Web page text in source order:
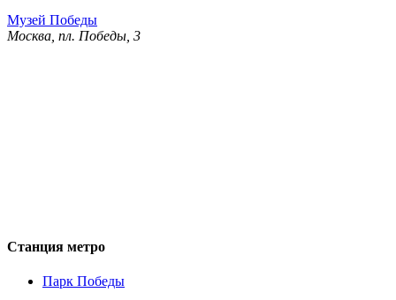
Музей Победы
Москва, пл. Победы, 3
Станция метро
Парк Победы